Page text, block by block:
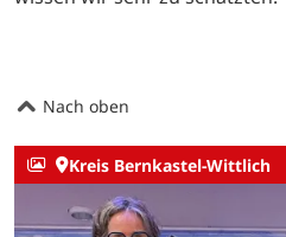
Nach oben
Kreis Bernkastel-Wittlich